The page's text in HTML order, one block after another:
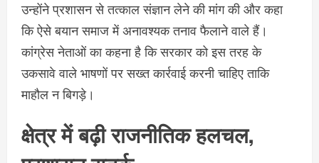
उन्होंने प्रशासन से तत्काल संज्ञान लेने की मांग की और कहा
कि ऐसे बयान समाज में अनावश्यक तनाव फैलाने वाले हैं।
कांग्रेस नेताओं का कहना है कि सरकार को इस तरह के
उकसावे वाले भाषणों पर सख्त कार्रवाई करनी चाहिए ताकि
माहौल न बिगड़े।
क्षेत्र में बढ़ी राजनीतिक हलचल,